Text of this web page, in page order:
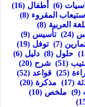
(6) أطفال (16)
استيعاب المقروء (8)
العربية (8)
(24) تأسيس (9)
(7) توفل (19)
حلول (8) دليل (6)
(51) شرح (20)
(25) قواعد (52)
(17) مذكرة (20)
(9) ملخص (10)